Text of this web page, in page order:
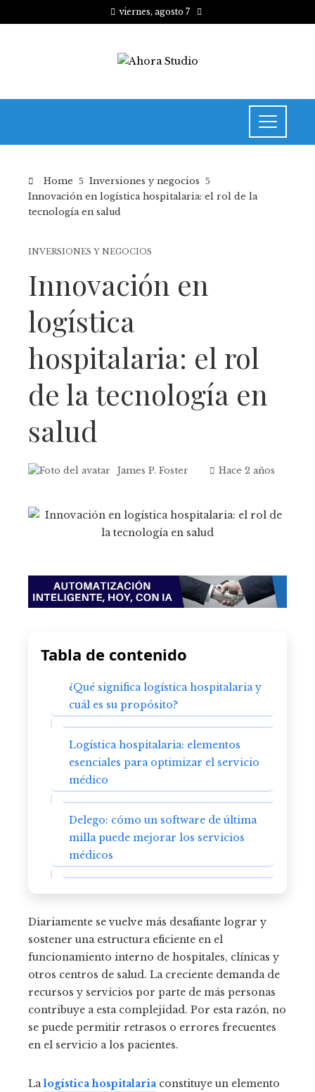
viernes, agosto 7
Home
Inversiones y negocios
Innovación en logística hospitalaria: el rol de la
tecnología en salud
INVERSIONES Y NEGOCIOS
Innovación en
logística
hospitalaria: el rol
de la tecnología en
salud
James P. Foster Hace 2 años
Tabla de contenido
¿Qué significa logística hospitalaria y
cuál es su propósito?
Logística hospitalaria: elementos
esenciales para optimizar el servicio
médico
Delego: cómo un software de última
milla puede mejorar los servicios
médicos
Diariamente se vuelve más desafiante lograr y
sostener una estructura eficiente en el
funcionamiento interno de hospitales, clínicas y
otros centros de salud. La creciente demanda de
recursos y servicios por parte de más personas
contribuye a esta complejidad. Por esta razón, no
se puede permitir retrasos o errores frecuentes
en el servicio a los pacientes.
Lalogística hospitalaria constituye un elemento